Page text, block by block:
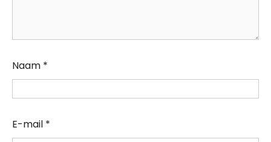
Naam *
E-mail *